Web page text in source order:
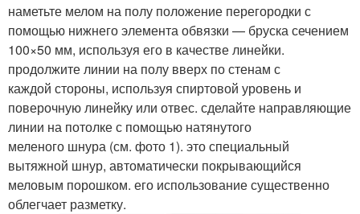
наметьте мелом на полу положение перегородки с
помощью нижнего элемента обвязки — бруска сечением
100×50 мм, используя его в качестве линейки.
продолжите линии на полу вверх по стенам с
каждой стороны, используя спиртовой уровень и
поверочную линейку или отвес. сделайте направляющие
линии на потолке с помощью натянутого
меленого шнура (см. фото 1). это специальный
вытяжной шнур, автоматически покрывающийся
меловым порошком. его использование существенно
облегчает разметку.